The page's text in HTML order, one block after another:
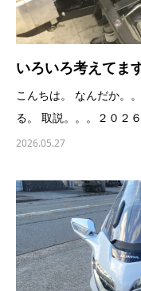
いろいろ考えてま
こんちは。 なんだか。
る。 取説。。。２０２
2026.05.27